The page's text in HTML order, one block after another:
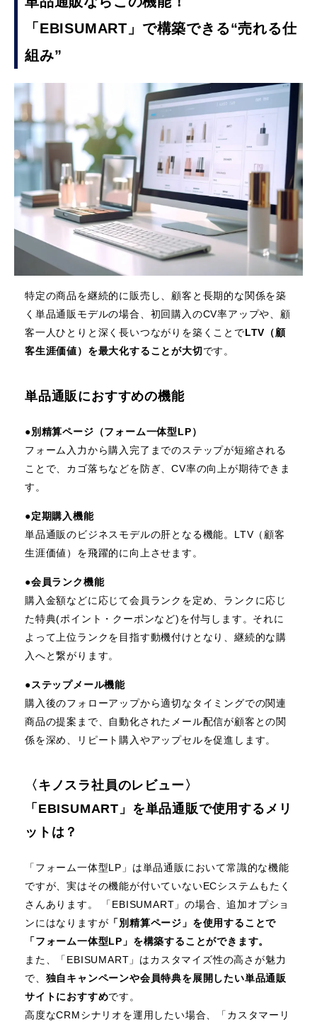
「EBISUMART」で構築できる“売れる仕
組み”
特定の商品を継続的に販売し、顧客と長期的な関係を築
く単品通販モデルの場合、初回購入のCV率アップや、顧
客一人ひとりと深く長いつながりを築くことでLTV（顧
客生涯価値）を最大化することが大切です。
単品通販におすすめの機能
●別精算ページ（フォーム一体型LP）
フォーム入力から購入完了までのステップが短縮される
ことで、カゴ落ちなどを防ぎ、CV率の向上が期待できま
す。
●定期購入機能
単品通販のビジネスモデルの肝となる機能。LTV（顧客
生涯価値）を飛躍的に向上させます。
●会員ランク機能
購入金額などに応じて会員ランクを定め、ランクに応じ
た特典(ポイント・クーポンなど)を付与します。それに
よって上位ランクを目指す動機付けとなり、継続的な購
入へと繋がります。
●ステップメール機能
購入後のフォローアップから適切なタイミングでの関連
商品の提案まで、自動化されたメール配信が顧客との関
係を深め、リピート購入やアップセルを促進します。
〈キノスラ社員のレビュー〉
「EBISUMART」を単品通販で使用するメリ
ットは？
「フォーム一体型LP」は単品通販において常識的な機能
ですが、実はその機能が付いていないECシステムもたく
さんあります。 「EBISUMART」の場合、追加オプショ
ンにはなりますが 「別精算ページ」を使用することで
「フォーム一体型LP」を構築することができます。
また、「EBISUMART」はカスタマイズ性の高さが魅力
で、 独自キャンペーンや会員特典を展開したい単品通販
サイトにおすすめです。
高度なCRMシナリオを運用したい場合、「カスタマーリ